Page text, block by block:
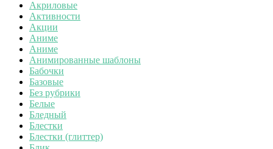
Акриловые
Активности
Акции
Аниме
Аниме
Анимированные шаблоны
Бабочки
Базовые
Без рубрики
Белые
Бледный
Блестки
Блестки (глиттер)